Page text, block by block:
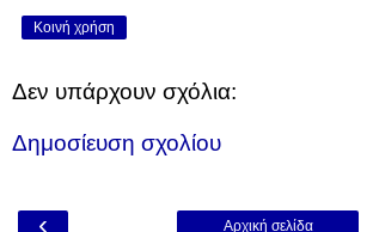
Κοινή χρήση
Δεν υπάρχουν σχόλια:
Δημοσίευση σχολίου
‹ Αρχική σελίδα